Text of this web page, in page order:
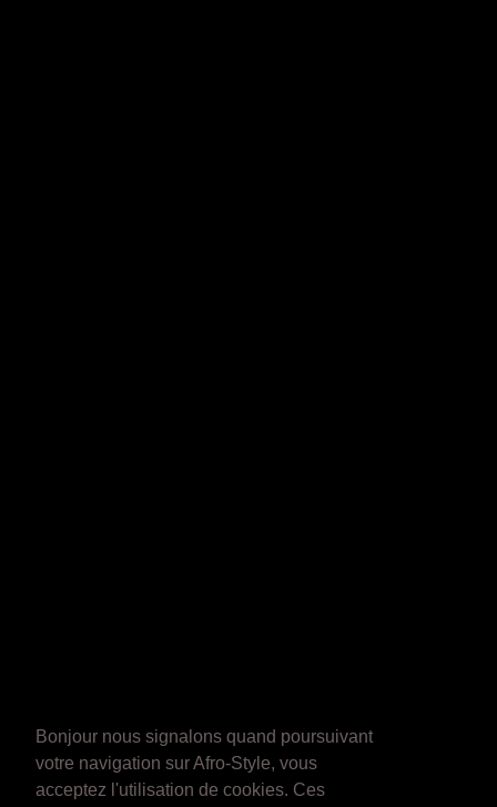
Bonjour nous signalons quand poursuivant
votre navigation sur Afro-Style, vous
acceptez l'utilisation de cookies. Ces